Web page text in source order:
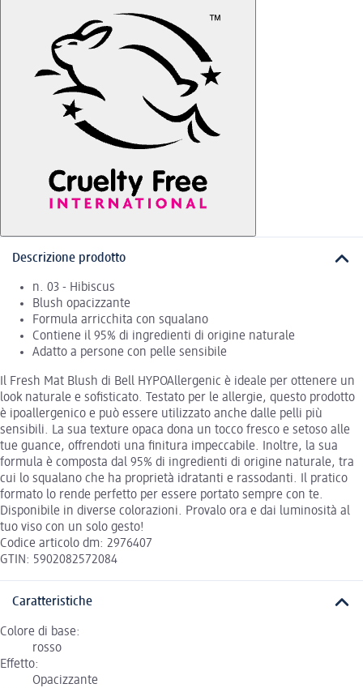
Descrizione prodotto
n. 03 - Hibiscus
Blush opacizzante
Formula arricchita con squalano
Contiene il 95% di ingredienti di origine naturale
Adatto a persone con pelle sensibile
Il Fresh Mat Blush di Bell HYPOAllergenic è ideale per ottenere un
look naturale e sofisticato. Testato per le allergie, questo prodotto
è ipoallergenico e può essere utilizzato anche dalle pelli più
sensibili. La sua texture opaca dona un tocco fresco e setoso alle
tue guance, offrendoti una finitura impeccabile. Inoltre, la sua
formula è composta dal 95% di ingredienti di origine naturale, tra
cui lo squalano che ha proprietà idratanti e rassodanti. Il pratico
formato lo rende perfetto per essere portato sempre con te.
Disponibile in diverse colorazioni. Provalo ora e dai luminosità al
tuo viso con un solo gesto!
Codice articolo dm: 2976407
GTIN: 5902082572084
Caratteristiche
Colore di base:
rosso
Effetto:
Opacizzante